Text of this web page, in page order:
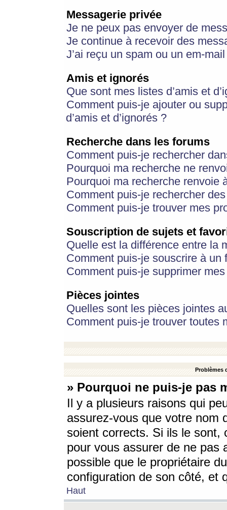
Messagerie privée
Je ne peux pas envoyer de
Je continue à recevoir des
J’ai reçu un spam ou un em-
Amis et ignorés
Que sont mes listes d’amis et
Comment puis-je ajouter ou
d’amis et d’ignorés ?
Recherche dans les forums
Comment puis-je rechercher
Pourquoi ma recherche ne
Pourquoi ma recherche renvoie
Comment puis-je rechercher
Comment puis-je trouver mes
Souscription de sujets et
Quelle est la différence entre la
Comment puis-je souscrire à
Comment puis-je supprimer
Pièces jointes
Quelles sont les pièces jointes
Comment puis-je trouver toutes
Problèmes
» Pourquoi ne puis-je pas
Il y a plusieurs raisons qui
assurez-vous que votre nom
soient corrects. Si ils le sont,
pour vous assurer de ne pas
possible que le propriétaire
configuration de son côté, et
Haut